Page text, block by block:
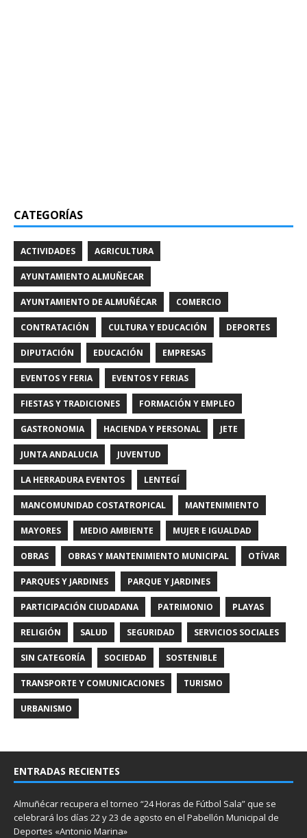
CATEGORÍAS
ACTIVIDADES AGRICULTURA
AYUNTAMIENTO ALMUÑECAR
AYUNTAMIENTO DE ALMUÑÉCAR COMERCIO
CONTRATACIÓN CULTURA Y EDUCACIÓN DEPORTES
DIPUTACIÓN EDUCACIÓN EMPRESAS
EVENTOS Y FERIA EVENTOS Y FERIAS
FIESTAS Y TRADICIONES FORMACIÓN Y EMPLEO
GASTRONOMIA HACIENDA Y PERSONAL JETE
JUNTA ANDALUCIA JUVENTUD
LA HERRADURA EVENTOS LENTEGÍ
MANCOMUNIDAD COSTATROPICAL MANTENIMIENTO
MAYORES MEDIO AMBIENTE MUJER E IGUALDAD
OBRAS OBRAS Y MANTENIMIENTO MUNICIPAL OTÍVAR
PARQUES Y JARDINES PARQUE Y JARDINES
PARTICIPACIÓN CIUDADANA PATRIMONIO PLAYAS
RELIGIÓN SALUD SEGURIDAD SERVICIOS SOCIALES
SIN CATEGORÍA SOCIEDAD SOSTENIBLE
TRANSPORTE Y COMUNICACIONES TURISMO
URBANISMO
ENTRADAS RECIENTES
Almuñécar recupera el torneo “24 Horas de Fútbol Sala” que se
celebrará los días 22 y 23 de agosto en el Pabellón Municipal de
Deportes «Antonio Marina»